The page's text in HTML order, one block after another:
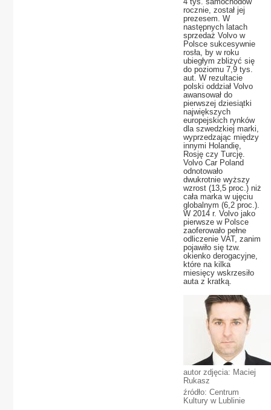
rocznie, został jej
prezesem. W
następnych latach
sprzedaż Volvo w
Polsce sukcesywnie
rosła, by w roku
ubiegłym zbliżyć się
do poziomu 7,9 tys.
aut. W rezultacie
polski oddział Volvo
awansował do
pierwszej dziesiątki
największych
europejskich rynków
dla szwedzkiej marki,
wyprzedzając między
innymi Holandię,
Rosję czy Turcję.
Volvo Car Poland
odnotowało
dwukrotnie wyższy
wzrost (13,5 proc.) niż
cała marka w ujęciu
globalnym (6,2 proc.).
W 2014 r. Volvo jako
pierwsze w Polsce
zaoferowało pełne
odliczenie VAT, zanim
pojawiło się tzw.
okienko derogacyjne,
które na kilka
miesięcy wskrzesiło
auta z kratką.
autor zdjęcia: Maciej
Rukasz
źródło: Centrum
Kultury w Lublinie